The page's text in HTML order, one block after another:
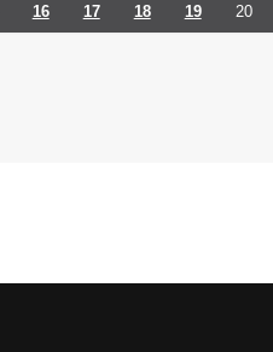
16 17 18 19 20